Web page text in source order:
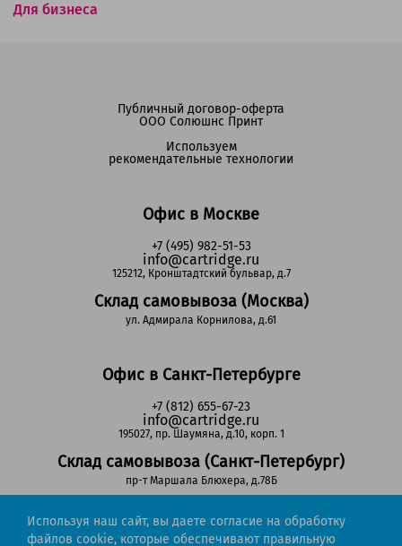
Для бизнеса
Офис в Москве
+7 (495) 982-51-53
info@cartridge.ru
125212, Кронштадтский бульвар, д.7
Склад самовывоза (Москва)
ул. Адмирала Корнилова, д.61
Офис в Санкт-Петербурге
+7 (812) 655-67-23
info@cartridge.ru
195027, пр. Шаумяна, д.10, корп. 1
Склад самовывоза (Санкт-Петербург)
пр-т Маршала Блюхера, д.78Б
Регионы РФ
Публичный договор-оферта
ООО Солюшнс Принт
Используем
рекомендательные технологии
Используя наш сайт, вы даете согласие на обработку
файлов cookie, которые обеспечивают правильную